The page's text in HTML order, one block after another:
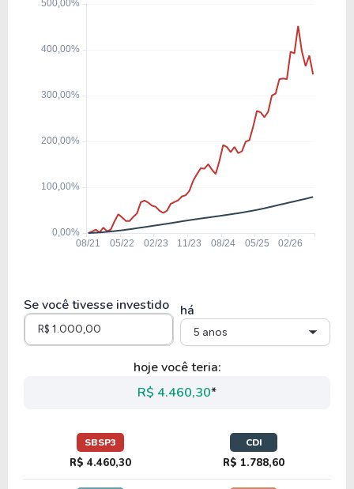
ENEV3
6,02%
1,81
Se você tivesse investido há
5 anos
hoje você teria:
R$ 4.460,30*
SBSP3
R$ 4.460,30
CDI
R$ 1.788,60